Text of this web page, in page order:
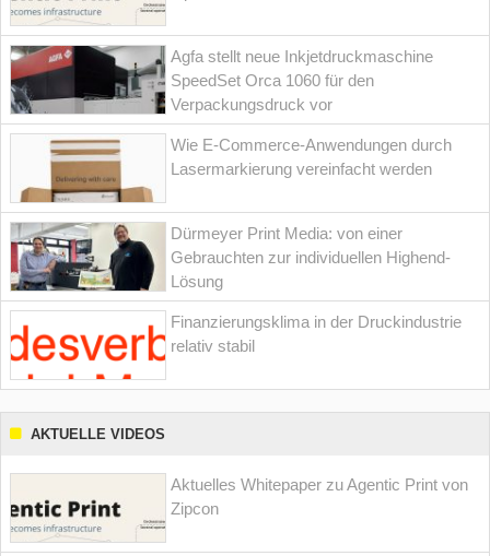
Agfa stellt neue Inkjetdruckmaschine
SpeedSet Orca 1060 für den
Verpackungsdruck vor
Wie E-Commerce-Anwendungen durch
Lasermarkierung vereinfacht werden
Dürmeyer Print Media: von einer
Gebrauchten zur individuellen Highend-
Lösung
Finanzierungsklima in der Druckindustrie
relativ stabil
AKTUELLE VIDEOS
Aktuelles Whitepaper zu Agentic Print von
Zipcon